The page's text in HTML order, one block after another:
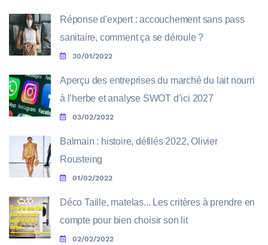
Réponse d'expert : accouchement sans pass
sanitaire, comment ça se déroule ?
30/01/2022
Aperçu des entreprises du marché du lait nourri
à l’herbe et analyse SWOT d’ici 2027
03/02/2022
Balmain : histoire, défilés 2022, Olivier
Rousteing
01/02/2022
Déco Taille, matelas... Les critères à prendre en
compte pour bien choisir son lit
02/02/2022